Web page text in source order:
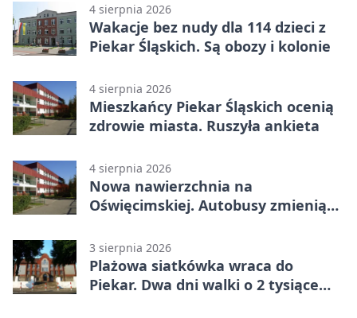
4 sierpnia 2026
Wakacje bez nudy dla 114 dzieci z
Piekar Śląskich. Są obozy i kolonie
4 sierpnia 2026
Mieszkańcy Piekar Śląskich ocenią
zdrowie miasta. Ruszyła ankieta
4 sierpnia 2026
Nowa nawierzchnia na
Oświęcimskiej. Autobusy zmienią
3 sierpnia 2026
Plażowa siatkówka wraca do
Piekar. Dwa dni walki o 2 tysiące